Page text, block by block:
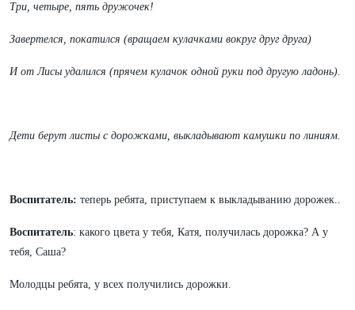
Три, четыре, пять дружочек!
Завертелся, покатился (вращаем кулачками вокруг друг друга)
И от Лисы удалился (прячем кулачок одной руки под другую ладонь).
Дети берут листы с дорожками, выкладывают камушки по линиям.
Воспитатель: теперь ребята, приступаем к выкладыванию дорожек..
Воспитатель: какого цвета у тебя, Катя, получилась дорожка? А у
тебя, Саша?
Молодцы ребята, у всех получились дорожки.